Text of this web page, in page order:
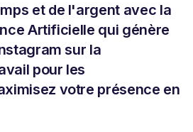
et de l'argent avec la
Artificielle qui génère
sur la
pour les
votre présence en